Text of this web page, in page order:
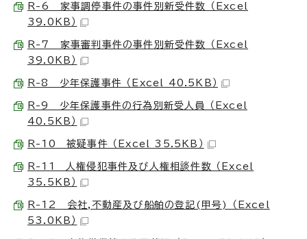
R-6 家事調停事件の事件別新受件数 （Excel
39.0KB）
R-7 家事審判事件の事件別新受件数 （Excel
39.0KB）
R-8 少年保護事件 （Excel 40.5KB）
R-9 少年保護事件の行為別新受人員 （Excel
40.5KB）
R-10 被疑事件 （Excel 35.5KB）
R-11 人権侵犯事件及び人権相談件数 （Excel
35.5KB）
R-12 会社,不動産及び船舶の登記(甲号) （Excel
53.0KB）